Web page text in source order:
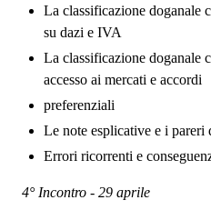
La classificazione doganale
su dazi e IVA
La classificazione doganale
accesso ai mercati e accordi
preferenziali
Le note esplicative e i
Errori ricorrenti e
4° Incontro - 29 aprile